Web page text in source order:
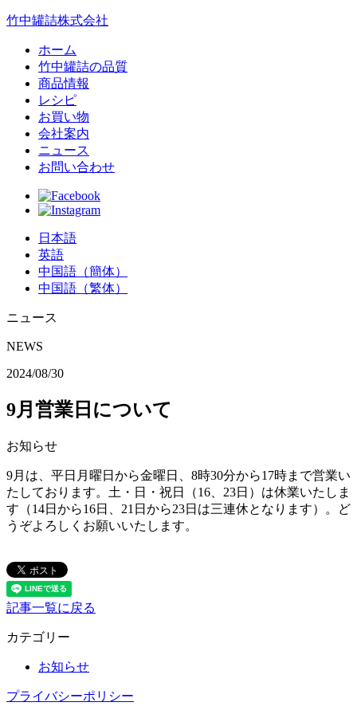
竹中罐詰株式会社
ホーム
竹中罐詰の品質
商品情報
レシピ
お買い物
会社案内
ニュース
お問い合わせ
日本語
英語
中国語（簡体）
中国語（繁体）
ニュース
NEWS
2024/08/30
9月営業日について
お知らせ
9月は、平日月曜日から金曜日、8時30分から17時まで営業い
たしております。土・日・祝日（16、23日）は休業いたしま
す（14日から16日、21日から23日は三連休となります）。ど
うぞよろしくお願いいたします。
記事一覧に戻る
カテゴリー
お知らせ
プライバシーポリシー